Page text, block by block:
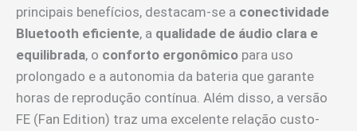
principais benefícios, destacam-se a conectividade
Bluetooth eficiente, a qualidade de áudio clara e
equilibrada, o conforto ergonômico para uso
prolongado e a autonomia da bateria que garante
horas de reprodução contínua. Além disso, a versão
FE (Fan Edition) traz uma excelente relação custo-